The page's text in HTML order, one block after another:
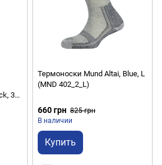
35-
Термоноски Mund Altai, Blue, L
(MND 402_2_L)
660 грн 825 грн
В наличии
Купить